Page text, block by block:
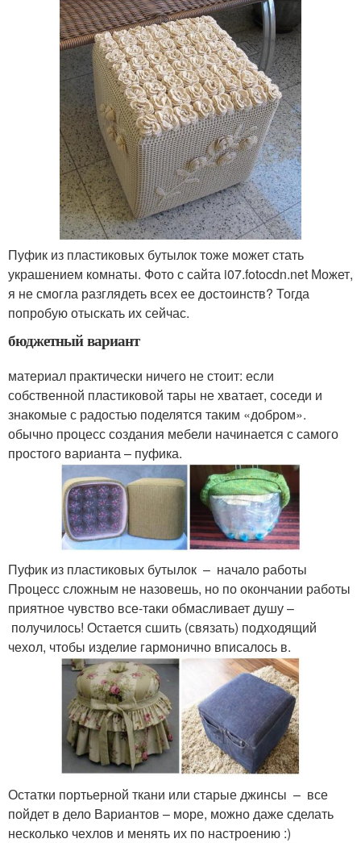
Пуфик из пластиковых бутылок тоже может стать
украшением комнаты. Фото с сайта i07.fotocdn.net Может,
я не смогла разглядеть всех ее достоинств? Тогда
попробую отыскать их сейчас.
бюджетный вариант
материал практически ничего не стоит: если
собственной пластиковой тары не хватает, соседи и
знакомые с радостью поделятся таким «добром».
обычно процесс создания мебели начинается с самого
простого варианта – пуфика.
Пуфик из пластиковых бутылок – начало работы
Процесс сложным не назовешь, но по окончании работы
приятное чувство все-таки обмасливает душу –
получилось! Остается сшить (связать) подходящий
чехол, чтобы изделие гармонично вписалось в.
Остатки портьерной ткани или старые джинсы – все
пойдет в дело Вариантов – море, можно даже сделать
несколько чехлов и менять их по настроению :)